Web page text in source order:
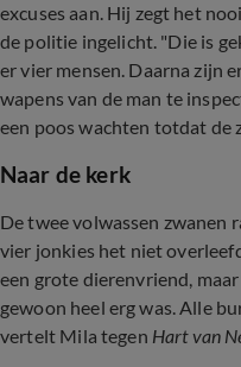
excuses aan. Hij zegt het
de politie ingelicht. "Die is
er vier mensen. Daarna zijn
wapens van de man te
een poos wachten totdat de
Naar de kerk
De twee volwassen zwanen
vier jonkies het niet
een grote dierenvriend,
gewoon heel erg was. Alle
vertelt Mila tegen Hart van